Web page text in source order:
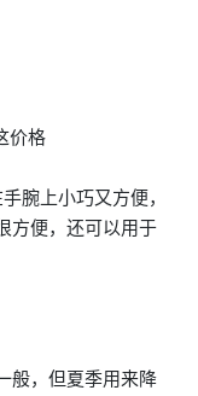
价格
腕上小巧又方便，
方便，还可以用于
般，但夏季用来降